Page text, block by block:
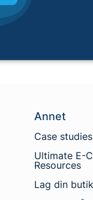
Annet
Case studies
Ultimate E-
Resources
Lag din